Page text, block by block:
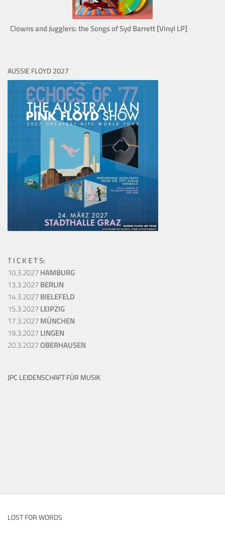
Clowns and Jugglers: the Songs of Syd Barrett [Vinyl LP]
AUSSIE FLOYD 2027
T I C K E T S:
10.3.2027HAMBURG
13.3.2027BERLIN
14.3.2027BIELEFELD
15.3.2027LEIPZIG
17.3.2027MÜNCHEN
19.3.2027LINGEN
20.3.2027OBERHAUSEN
JPC LEIDENSCHAFT FÜR MUSIK
LOST FOR WORDS